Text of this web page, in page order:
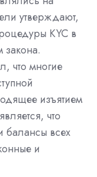
утверждают,
KYC в
закона.
что многие
изъятием
что
балансы всех
и